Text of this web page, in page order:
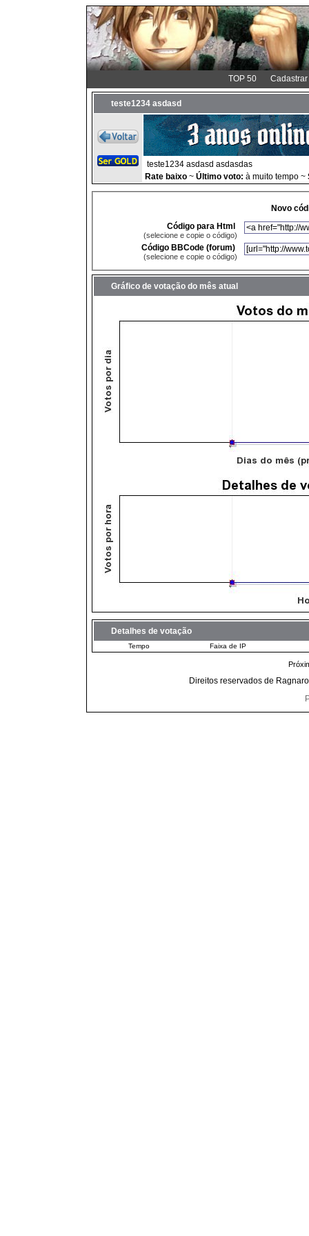
TOP 50 Cadastrar
teste1234 asdasd
teste1234 asdasd asdasdas
Rate baixo ~ Último voto: à muito tempo ~
Novo
Código para Html
(selecione e copie o código)
Código BBCode (forum)
(selecione e copie o código)
Gráfico de votação do mês atual
Detalhes de votação
Tempo Faixa de IP
Direitos reservados de